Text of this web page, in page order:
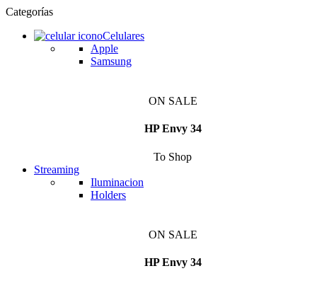
Categorías
Celulares
Apple
Samsung
ON SALE
HP Envy 34
To Shop
Streaming
Iluminacion
Holders
ON SALE
HP Envy 34